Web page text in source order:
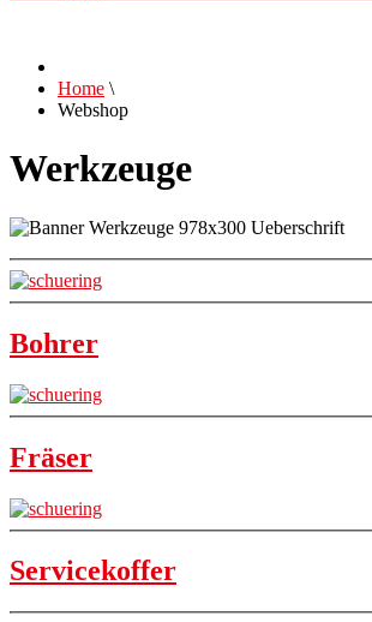
Home \
Webshop
Werkzeuge
Bohrer
Fräser
Servicekoffer